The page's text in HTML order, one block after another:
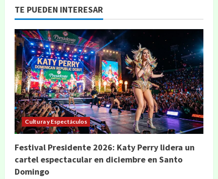
TE PUEDEN INTERESAR
Cultura y Espectáculos
Festival Presidente 2026: Katy Perry lidera un
cartel espectacular en diciembre en Santo
Domingo